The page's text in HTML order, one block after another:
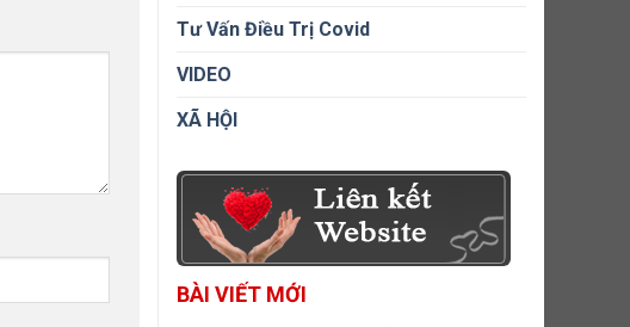
Tư Vấn Điều Trị Covid
VIDEO
XÃ HỘI
BÀI VIẾT MỚI